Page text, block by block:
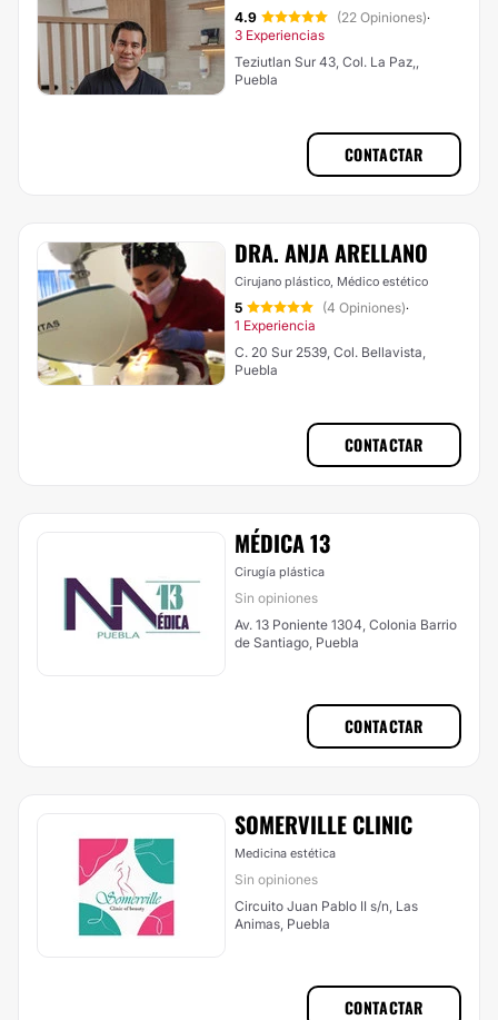
4.9 (22 Opiniones)·
3 Experiencias
Teziutlan Sur 43, Col. La Paz,,
Puebla
CONTACTAR
DRA. ANJA ARELLANO
Cirujano plástico, Médico estético
5 (4 Opiniones)·
1 Experiencia
C. 20 Sur 2539, Col. Bellavista,
Puebla
CONTACTAR
MÉDICA 13
Cirugía plástica
Sin opiniones
Av. 13 Poniente 1304, Colonia Barrio
de Santiago, Puebla
CONTACTAR
SOMERVILLE CLINIC
Medicina estética
Sin opiniones
Circuito Juan Pablo II s/n, Las
Animas, Puebla
CONTACTAR